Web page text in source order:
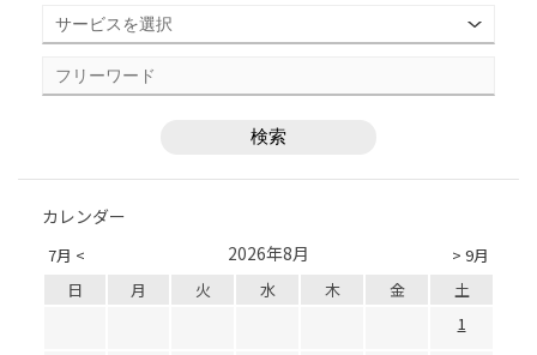
カレンダー
7月 < > 9月
2026年8月
日 月 火 水 木 金
土
1